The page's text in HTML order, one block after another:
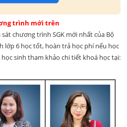
trình mới trên
sát chương trình SGK mới nhất của Bộ
lớp 6 học tốt, hoàn trả học phí nếu học
sinh tham khảo chi tiết khoá học tại: